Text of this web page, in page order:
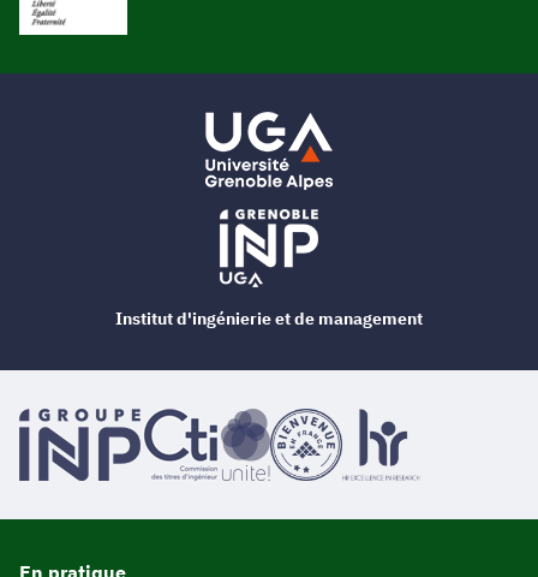
Institut d'ingénierie et de management